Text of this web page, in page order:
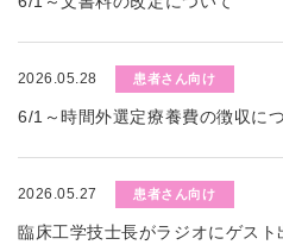
2026.05.28 患者さん向け
6/1～時間外選定療養費の徴収に
2026.05.27 患者さん向け
臨床工学技士長がラジオにゲスト